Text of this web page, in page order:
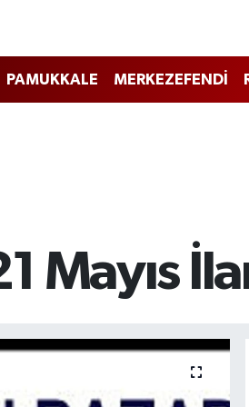
PAMUKKALE MERKEZEFENDİ
Mayıs